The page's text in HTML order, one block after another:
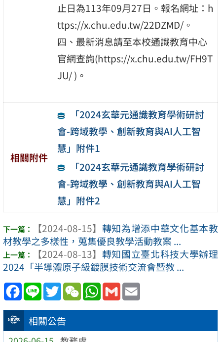
相關公告
止日為113年09月27日。報名網址：h
ttps://x.chu.edu.tw/22DZMD/。
四、最新消息請至本校通識教育中心
官網查詢(https://x.chu.edu.tw/FH9T
JU/ )。
相關附件
「2024玄華元通識教育學術研討
會-跨域教學、創新教育與AI人工智
慧」附件1
「2024玄華元通識教育學術研討
會-跨域教學、創新教育與AI人工智
慧」附件2
【2024-08-15】 轉知為增添中華文化基本教
材教學之多樣性，蒐集優良教學活動教案 ...
【2024-08-13】 轉知國立臺北科技大學辦理
2024「半導體原子級鍍膜技術交流會暨教 ...
Facebook
Line TwitterWeChatWhatsApp
Gmail